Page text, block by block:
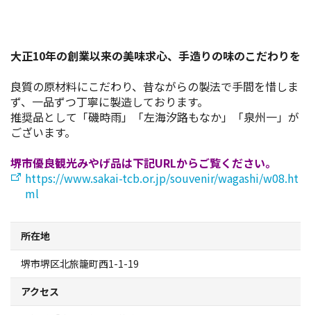
体験プラン・ツアー
特集
開花情報
スポーツ施設
NEWS
お問い合わせ
堺ナビ
大正10年の創業以来の美味求心、手造りの味のこだわりを
良質の原材料にこだわり、昔ながらの製法で手間を惜しま
ず、一品ずつ丁寧に製造しております。
推奨品として「磯時雨」「左海汐路もなか」「泉州一」が
ございます。
堺市優良観光みやげ品は下記URLからご覧ください。
https://www.sakai-tcb.or.jp/souvenir/wagashi/w08.ht
ml
所在地
堺市堺区北旅籠町西1-1-19
アクセス